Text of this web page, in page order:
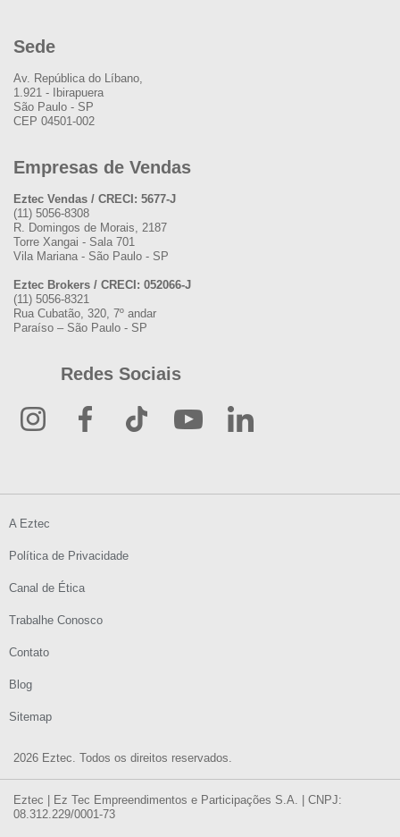
Sede
Av. República do Líbano,
1.921 - Ibirapuera
São Paulo - SP
CEP 04501-002
Empresas de Vendas
Eztec Vendas / CRECI: 5677-J
(11) 5056-8308
R. Domingos de Morais, 2187
Torre Xangai - Sala 701
Vila Mariana - São Paulo - SP
Eztec Brokers / CRECI: 052066-J
(11) 5056-8321
Rua Cubatão, 320, 7º andar
Paraíso – São Paulo - SP
Redes Sociais
2026 Eztec. Todos os direitos reservados.
A Eztec
Política de Privacidade
Canal de Ética
Trabalhe Conosco
Contato
Blog
Sitemap
Eztec | Ez Tec Empreendimentos e Participações S.A. | CNPJ:
08.312.229/0001-73